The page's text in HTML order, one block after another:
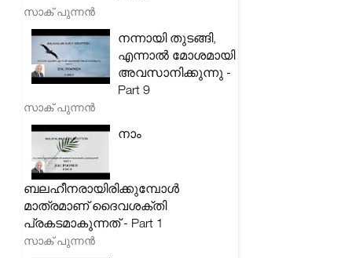
സാക് പുന്നൻ
നന്നായി തുടങ്ങി,
എന്നാൽ മോശമായി
അവസാനിക്കുന്നു -
Part 9
സാക് പുന്നൻ
നാം
ബലഹീനരായിരിക്കുമ്പോൾ
മാത്രമാണ് ദൈവശക്തി
പ്രകടമാകുന്നത് - Part 1
സാക് പുന്നൻ